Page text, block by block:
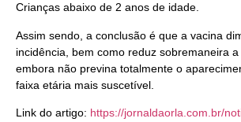
Crianças abaixo de 2 anos de idade.
Assim sendo, a conclusão é que a vacina
incidência, bem como reduz sobremaneira a
embora não previna totalmente o
faixa etária mais suscetível.
Link do artigo: https://jornaldaorla.com.br/